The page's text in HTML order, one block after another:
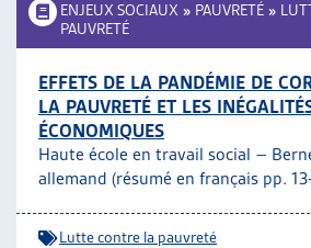
ENJEUX SOCIAUX » PAUVRETÉ »
PAUVRETÉ
EFFETS DE LA PANDÉMIE DE
LA PAUVRETÉ ET LES
ÉCONOMIQUES
Haute école en travail social –
allemand (résumé en français pp.
Lutte contre la pauvreté